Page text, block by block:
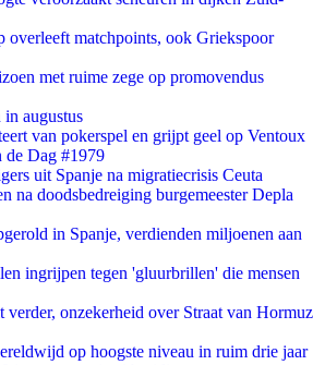
overleeft matchpoints, ook Griekspoor
met ruime zege op promovendus
augustus
van pokerspel en grijpt geel op Ventoux
de Dag #1979
uit Spanje na migratiecrisis Ceuta
na doodsbedreiging burgemeester Depla
in Spanje, verdienden miljoenen aan
ingrijpen tegen 'gluurbrillen' die mensen
verder, onzekerheid over Straat van Hormuz
op hoogste niveau in ruim drie jaar